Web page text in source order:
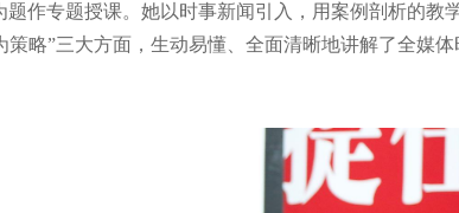
作专题授课。她以时事新闻引入，用案例剖析的教
略”三大方面，生动易懂、全面清晰地讲解了全媒